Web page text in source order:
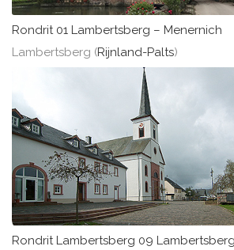
Rondrit 01 Lambertsberg – Menernich
Lambertsberg (Rijnland-Palts)
Rondrit Lambertsberg 09